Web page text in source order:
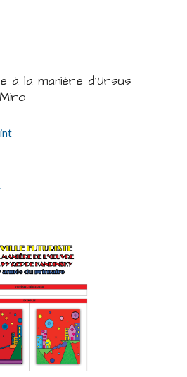
la manière d'Ursus